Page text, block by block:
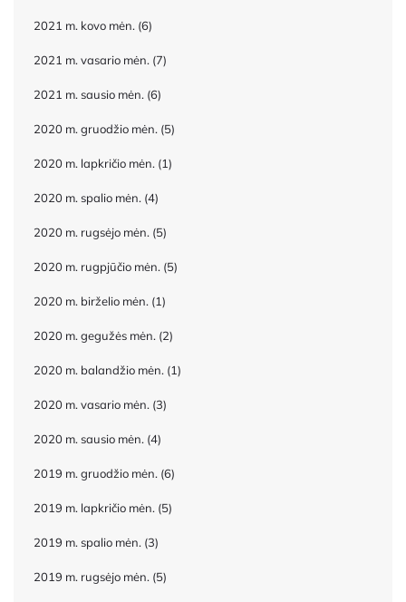
2021 m. kovo mėn. (6)
2021 m. vasario mėn. (7)
2021 m. sausio mėn. (6)
2020 m. gruodžio mėn. (5)
2020 m. lapkričio mėn. (1)
2020 m. spalio mėn. (4)
2020 m. rugsėjo mėn. (5)
2020 m. rugpjūčio mėn. (5)
2020 m. birželio mėn. (1)
2020 m. gegužės mėn. (2)
2020 m. balandžio mėn. (1)
2020 m. vasario mėn. (3)
2020 m. sausio mėn. (4)
2019 m. gruodžio mėn. (6)
2019 m. lapkričio mėn. (5)
2019 m. spalio mėn. (3)
2019 m. rugsėjo mėn. (5)